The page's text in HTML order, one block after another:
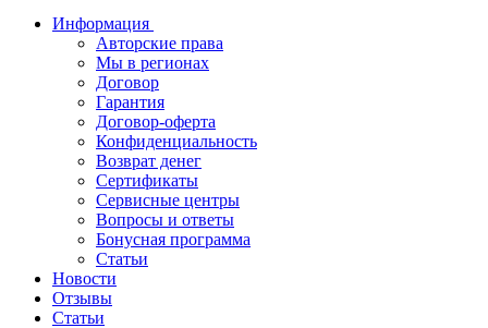
Информация
Авторские права
Мы в регионах
Договор
Гарантия
Договор-оферта
Конфиденциальность
Возврат денег
Сертификаты
Сервисные центры
Вопросы и ответы
Бонусная программа
Статьи
Новости
Отзывы
Статьи